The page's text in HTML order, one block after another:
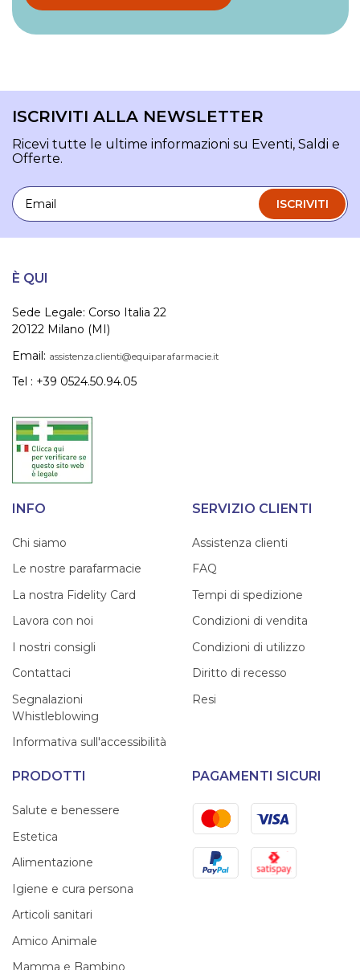
ISCRIVITI ALLA NEWSLETTER
Ricevi tutte le ultime informazioni su Eventi, Saldi e
Offerte.
Email
ISCRIVITI
È QUI
Sede Legale: Corso Italia 22
20122 Milano (MI)
Email: assistenza.clienti@equiparafarmacie.it
Tel : +39 0524.50.94.05
INFO
Chi siamo
Le nostre parafarmacie
La nostra Fidelity Card
Lavora con noi
I nostri consigli
Contattaci
Segnalazioni
Whistleblowing
Informativa sull'accessibilità
SERVIZIO CLIENTI
Assistenza clienti
FAQ
Tempi di spedizione
Condizioni di vendita
Condizioni di utilizzo
Diritto di recesso
Resi
PRODOTTI
Salute e benessere
Estetica
Alimentazione
Igiene e cura persona
Articoli sanitari
Amico Animale
Mamma e Bambino
PAGAMENTI SICURI
MastercardVisa
PayPal Satispay